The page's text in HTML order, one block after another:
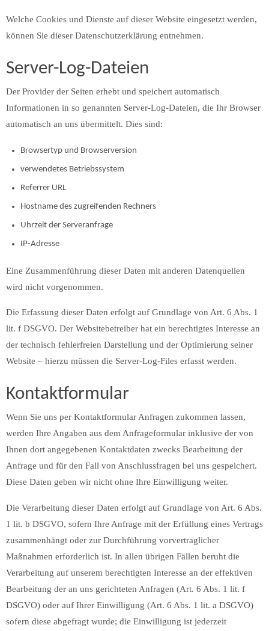
Welche Cookies und Dienste auf dieser Website eingesetzt werden,
können Sie dieser Datenschutzerklärung entnehmen.
Server-Log-Dateien
Der Provider der Seiten erhebt und speichert automatisch
Informationen in so genannten Server-Log-Dateien, die Ihr Browser
automatisch an uns übermittelt. Dies sind:
Browsertyp und Browserversion
verwendetes Betriebssystem
Referrer URL
Hostname des zugreifenden Rechners
Uhrzeit der Serveranfrage
IP-Adresse
Eine Zusammenführung dieser Daten mit anderen Datenquellen
wird nicht vorgenommen.
Die Erfassung dieser Daten erfolgt auf Grundlage von Art. 6 Abs. 1
lit. f DSGVO. Der Websitebetreiber hat ein berechtigtes Interesse an
der technisch fehlerfreien Darstellung und der Optimierung seiner
Website – hierzu müssen die Server-Log-Files erfasst werden.
Kontaktformular
Wenn Sie uns per Kontaktformular Anfragen zukommen lassen,
werden Ihre Angaben aus dem Anfrageformular inklusive der von
Ihnen dort angegebenen Kontaktdaten zwecks Bearbeitung der
Anfrage und für den Fall von Anschlussfragen bei uns gespeichert.
Diese Daten geben wir nicht ohne Ihre Einwilligung weiter.
Die Verarbeitung dieser Daten erfolgt auf Grundlage von Art. 6 Abs.
1 lit. b DSGVO, sofern Ihre Anfrage mit der Erfüllung eines Vertrags
zusammenhängt oder zur Durchführung vorvertraglicher
Maßnahmen erforderlich ist. In allen übrigen Fällen beruht die
Verarbeitung auf unserem berechtigten Interesse an der effektiven
Bearbeitung der an uns gerichteten Anfragen (Art. 6 Abs. 1 lit. f
DSGVO) oder auf Ihrer Einwilligung (Art. 6 Abs. 1 lit. a DSGVO)
sofern diese abgefragt wurde; die Einwilligung ist jederzeit